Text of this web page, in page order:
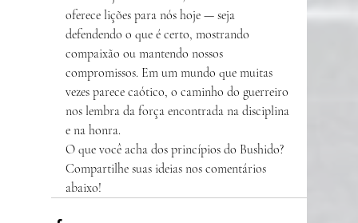
oferece lições para nós hoje — seja
defendendo o que é certo, mostrando
compaixão ou mantendo nossos
compromissos. Em um mundo que muitas
vezes parece caótico, o caminho do guerreiro
nos lembra da força encontrada na disciplina
e na honra.
O que você acha dos princípios do Bushido?
Compartilhe suas ideias nos comentários
abaixo!